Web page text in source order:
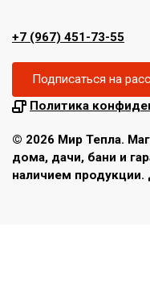
+7 (967) 451-73-55
Подписаться на
Политика
© 2026 Мир Тепла.
дома, дачи, бани и
наличием